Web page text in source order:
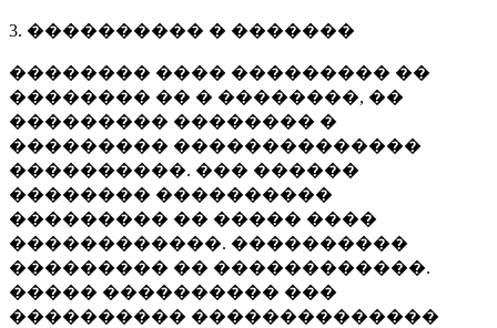
3. ���������� � �������
�������� ���� ��������� ��
�������� �� � ��������, ��
��������� �������� �
��������� ��������������
����������. ��� ������
�������� ����������
��������� �� ����� ����
������������. ����������
��������� �� ������������.
����� ���������� ���
���������� ��������������